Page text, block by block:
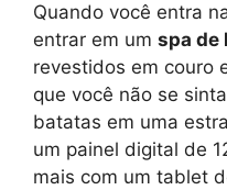
Quando você entra
entrar em um spa de
revestidos em couro
que você não se
batatas em uma
um painel digital de
mais com um tablet